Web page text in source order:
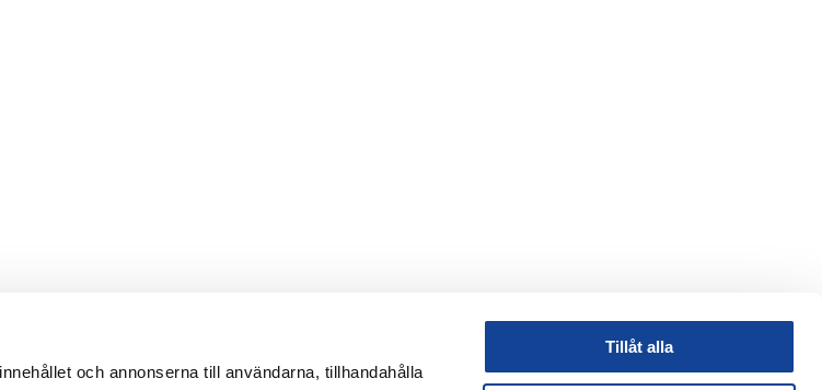
och annonserna till användarna, tillhandahålla
Tillåt alla